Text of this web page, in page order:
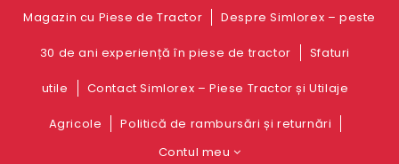
Magazin cu Piese de Tractor Despre Simlorex – peste
30 de ani experiență în piese de tractor Sfaturi
utile Contact Simlorex – Piese Tractor și Utilaje
Agricole
Politică de rambursări și returnări
Contul meu